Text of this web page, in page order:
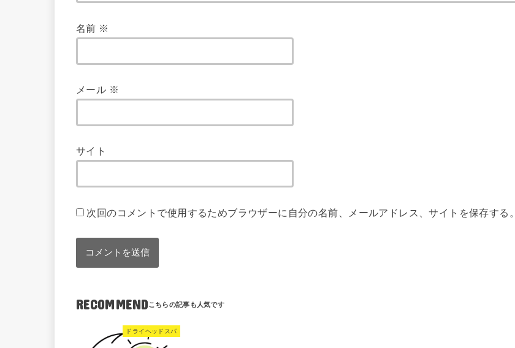
名前 ※
メール ※
サイト
次回のコメントで使用するためブラウザーに自分の名前、メールアドレス、サイトを保存する。
RECOMMEND
ドライヘッドスパ